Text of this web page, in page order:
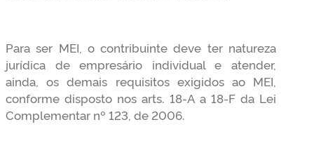
Para ser MEI, o contribuinte deve ter natureza
jurídica de empresário individual e atender,
ainda, os demais requisitos exigidos ao MEI,
conforme disposto nos arts. 18-A a 18-F da Lei
Complementar nº 123, de 2006.